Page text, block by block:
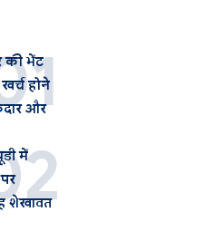
की भेंट
होने
और
में
शेखावत